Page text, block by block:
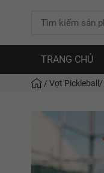
TRANG CHỦ
/ Vợt Pickleball /